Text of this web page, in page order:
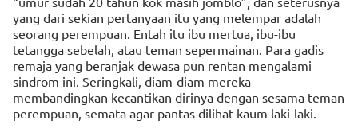
yang dari sekian pertanyaan itu yang melempar adalah
seorang perempuan. Entah itu ibu mertua, ibu-ibu
tetangga sebelah, atau teman sepermainan. Para gadis
remaja yang beranjak dewasa pun rentan mengalami
sindrom ini. Seringkali, diam-diam mereka
membandingkan kecantikan dirinya dengan sesama teman
perempuan, semata agar pantas dilihat kaum laki-laki.